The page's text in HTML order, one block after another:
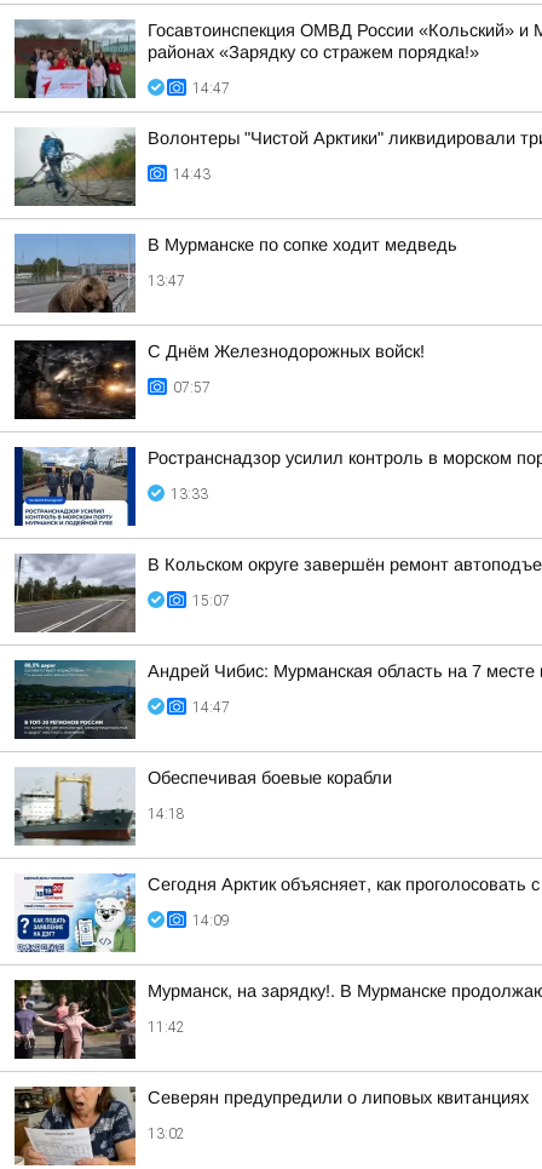
Госавтоинспекция ОМВД России «Кольский»
районах «Зарядку со стражем порядка!»
14:47
Волонтеры "Чистой Арктики" ликвидировали
14:43
В Мурманске по сопке ходит медведь
13:47
С Днём Железнодорожных войск!
07:57
Ространснадзор усилил контроль в морском
13:33
В Кольском округе завершён ремонт
15:07
Андрей Чибис: Мурманская область на 7
14:47
Обеспечивая боевые корабли
14:18
Сегодня Арктик объясняет, как
14:09
Мурманск, на зарядку!. В Мурманске
11:42
Северян предупредили о липовых квитанциях
13:02